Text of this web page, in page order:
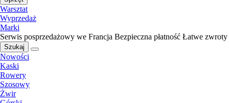
Warsztat
Wyprzedaż
Marki
Serwis posprzedażowy we Francja Bezpieczna płatność Łatwe zwroty
Szukaj
Nowości
Kaski
Rowery
Szosowy
Żwir